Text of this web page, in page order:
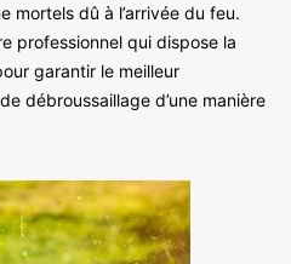
mortels dû à l’arrivée du feu.
professionnel qui dispose la
garantir le meilleur
débroussaillage d’une manière